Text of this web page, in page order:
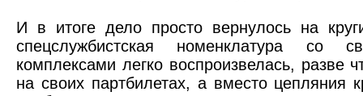
И в итоге дело просто вернулось на
спецслужбистская номенклатура со
комплексами легко воспроизвелась, разве
на своих партбилетах, а вместо цепляния